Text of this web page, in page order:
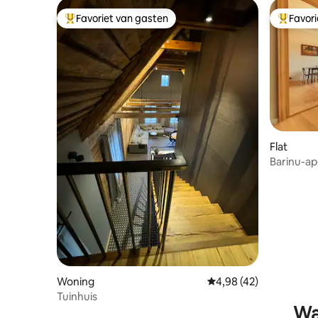
Topfavoriet van gasten
Favoriet van gasten
Woning Gemiddelde
4,98 (42)
Tuinhuis
Flat
Barinu-